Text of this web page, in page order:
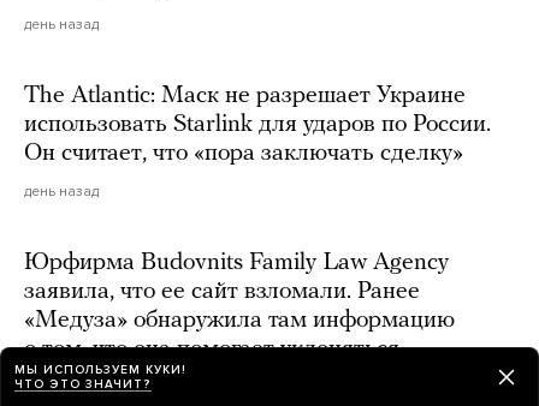
день назад
The Atlantic: Маск не разрешает Украине
использовать Starlink для ударов по России.
Он считает, что «пора заключать сделку»
день назад
Юрфирма Budovnits Family Law Agency
заявила, что ее сайт взломали. Ранее
«Медуза» обнаружила там информацию
о том, что она помогает уклоняться
от мобилизации — и этим занимается дочь
МЫ ИСПОЛЬЗУЕМ КУКИ!
ЧТО ЭТО ЗНАЧИТ?